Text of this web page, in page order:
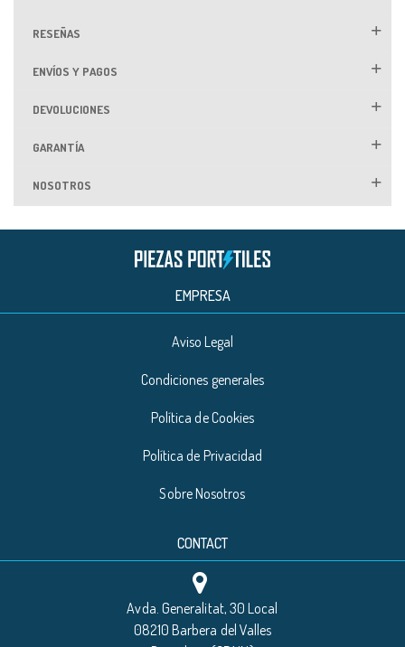
RESEÑAS
ENVÍOS Y PAGOS
DEVOLUCIONES
GARANTÍA
NOSOTROS
EMPRESA
Aviso Legal
Condiciones generales
Política de Cookies
Política de Privacidad
Sobre Nosotros
CONTACT
Avda. Generalitat, 30 Local
08210 Barbera del Valles